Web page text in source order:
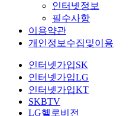
인터넷정보
필수사항
이용약관
개인정보수집및이용
인터넷가입SK
인터넷가입LG
인터넷가입KT
SKBTV
LG헬로비전